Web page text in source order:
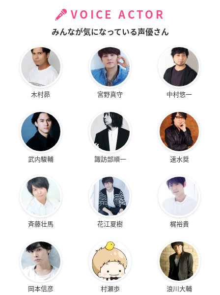
VOICE ACTOR
みんなが気になっている声優さん
木村昴 宮野真守 中村悠一
武内駿輔 諏訪部順一 速水奨
斉藤壮馬 花江夏樹 梶裕貴
岡本信彦 村瀬歩 浪川大輔